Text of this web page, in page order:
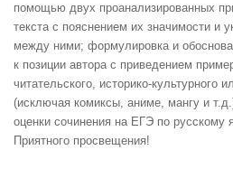
помощью двух проанализированных
текста с пояснением их значимости и
между ними; формулировка и
к позиции автора с приведением
читательского, историко-культурного
(исключая комиксы, аниме, мангу и
оценки сочинения на ЕГЭ по русскому
Приятного просвещения!